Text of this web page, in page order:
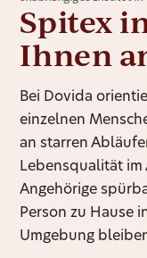
Spitex
Ihnen
Bei Dovida
einzelnen
an starren
Lebensqualität im
Angehörige
Person zu Hause
Umgebung